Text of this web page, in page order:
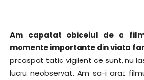
Am capatat obiceiul de a
momente importante din viata
proaspat tatic vigilent ce sunt, nu
lucru neobservat. Am sa-i arat